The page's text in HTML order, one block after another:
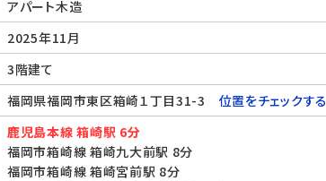
アパート木造
2025年11月
3階建て
福岡県福岡市東区箱崎１丁目31-3 位置をチェックする
鹿児島本線 箱崎駅 6分
福岡市箱崎線 箱崎九大前駅 8分
福岡市箱崎線 箱崎宮前駅 8分